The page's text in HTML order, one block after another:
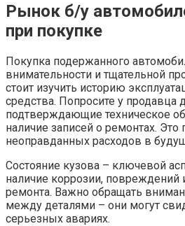
Рынок б/у
при покупке
Покупка подержанного
внимательности и тщательной
стоит изучить историю
средства. Попросите у продавца
подтверждающие техническое
наличие записей о ремонтах.
неоправданных расходов в
Состояние кузова – ключевой
наличие коррозии, повреждений
ремонта. Важно обращать
между деталями – они могут
серьезных авариях.